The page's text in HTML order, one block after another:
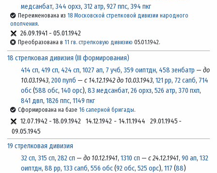
медсанбат, 344 орхз, 312 атр, 927 ппс, 394 пкг
Переименована из 18 Московской стрелковой дивизии народного
ополчения.
26.09.1941 - 05.01.1942
Преобразована в 11 гв. стрелковую дивизию 05.01.1942.
18 стрелковая дивизия (III формирования)
414 сп, 419 сп, 424 сп, 1027 ап, 7 учб, 359 оиптдн, 458 зенбатр — до
10.03.1943, 200 пулб — с 14.12.1942 до 10.03.1943, 121 рр, 72 сапб, 714
обс(588 обс, 140 орс), 83 медсанбат, 26 орхз, 526 атр, 370 пхп,
841 двл, 1826 ппс, 1149 пкг
Сформирована на базе 16 саперной бригады.
12.07.1942 -18.09.1942 14.12.1942 - 14.11.1944 29.01.1945 -
09.05.1945
19 стрелковая дивизия
32 сп, 315 сп, 282 сп — до 10.12.1941, 1310 сп — с 24.12.1941, 90 ап, 132
оиптдн, 88 рр, 133 сапб, 556 обс(92 обс, 525 орс), 117 (88)